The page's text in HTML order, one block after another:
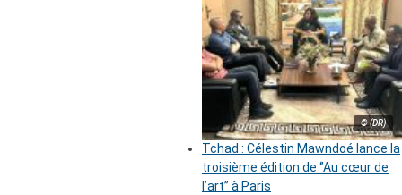
© (DR)
Tchad : Célestin Mawndoé lance la
troisième édition de ‘’Au cœur de
l’art’’ à Paris